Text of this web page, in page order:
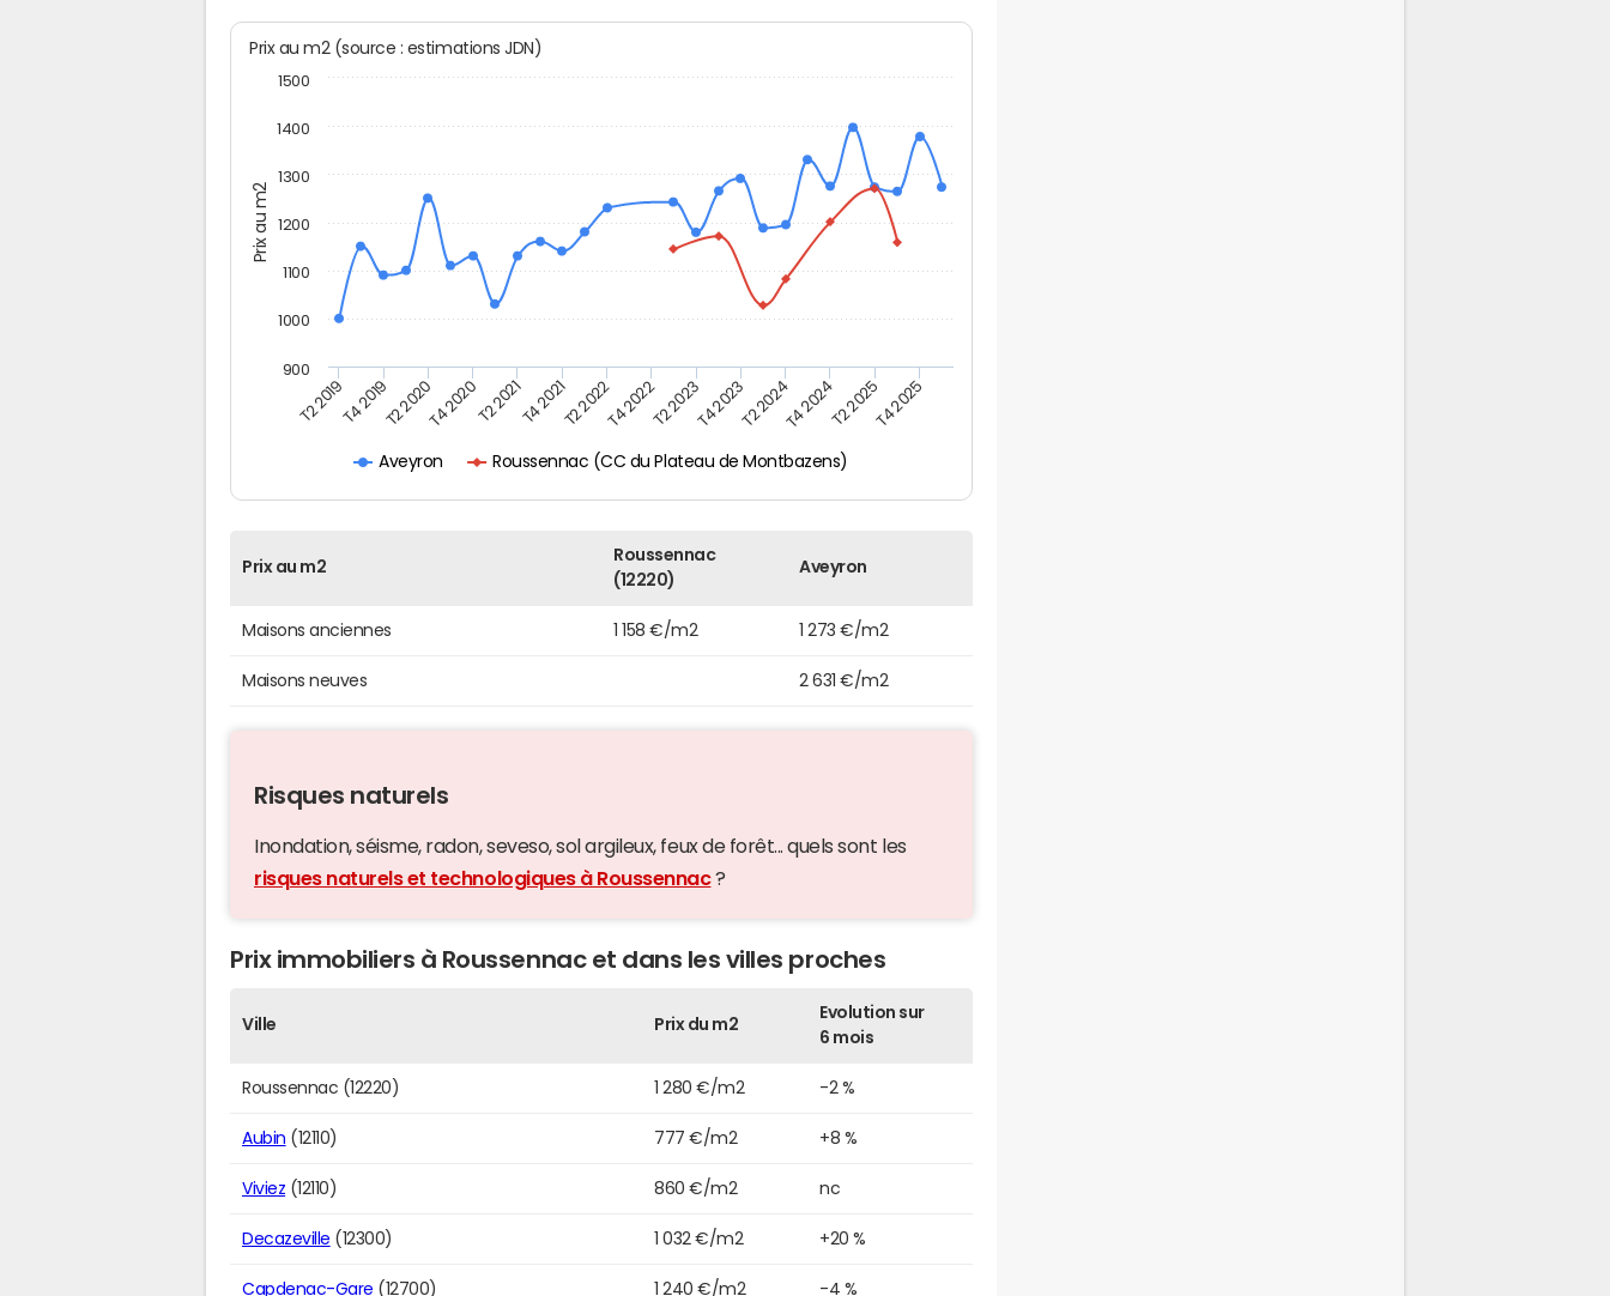
Prix au m2
Prix au m2 (source : estimations JDN)
Aveyron Roussennac (CC du Plateau de Montbazens)
T2 2019T4 2019T2 2020T4 2020T2 2021T4 2021T2 2022T4 2022T2 2023T4 2023T2 2024T4 2024T2 2025T4 2025
900
1000
1100
1200
1300
1400
1500
Prix au m2
Roussennac
(12220)
Aveyron
Maisons anciennes 1 158 €/m2 1 273 €/m2
Maisons neuves 2 631 €/m2
Risques naturels
Inondation, séisme, radon, seveso, sol argileux, feux de forêt... quels sont les
risques naturels et technologiques à Roussennac?
Prix immobiliers à Roussennac et dans les villes proches
Ville Prix du m2
Evolution sur
6 mois
Roussennac (12220) 1 280 €/m2 -2 %
Aubin (12110) 777 €/m2 +8 %
Viviez (12110) 860 €/m2 nc
Decazeville (12300) 1 032 €/m2 +20 %
Capdenac-Gare (12700) 1 240 €/m2 -4 %